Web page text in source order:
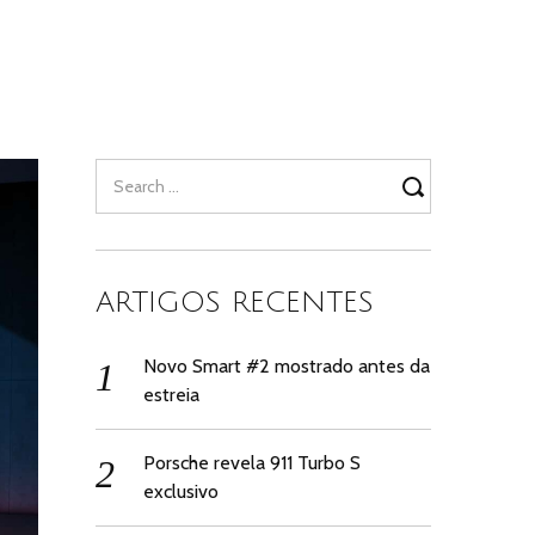
for:
ARTIGOS RECENTES
Novo Smart #2 mostrado antes da
estreia
Porsche revela 911 Turbo S
exclusivo